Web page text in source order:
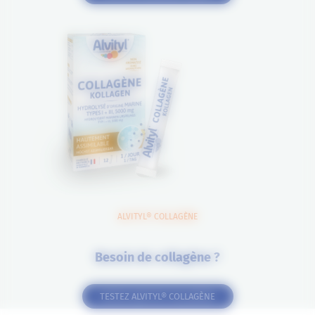
ALVITYL® COLLAGÈNE
Besoin de collagène ?
TESTEZ ALVITYL® COLLAGÈNE